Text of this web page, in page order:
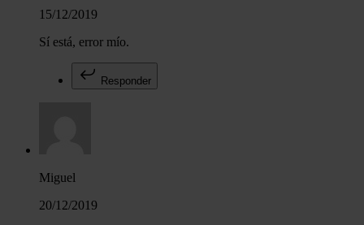
15/12/2019
Sí está, error mío.
Responder
Miguel
20/12/2019